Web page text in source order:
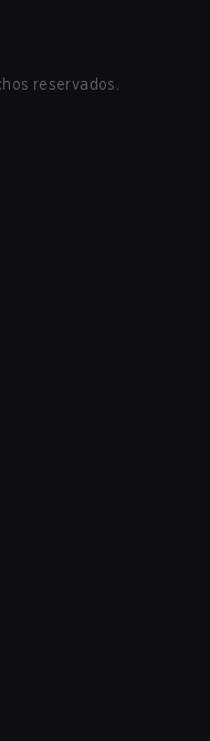
reservados.